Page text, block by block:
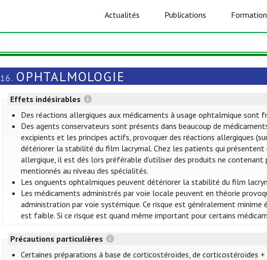
Actualités Publications
16. OPHTALMOLOGIE
Effets indésirables
Des réactions allergiques aux médicaments à usage ophtalmique sont
Des agents conservateurs sont présents dans beaucoup de
excipients et les principes actifs, provoquer des réactions allergiques
détériorer la stabilité du film lacrymal. Chez les patients qui
allergique, il est dès lors préférable d’utiliser des produits ne
mentionnés au niveau des spécialités.
Les onguents ophtalmiques peuvent détériorer la stabilité du film
Les médicaments administrés par voie locale peuvent en théorie
administration par voie systémique. Ce risque est généralement
est faible. Si ce risque est quand même important pour certains
Précautions particulières
Certaines préparations à base de corticostéroïdes, de corticostéroïdes